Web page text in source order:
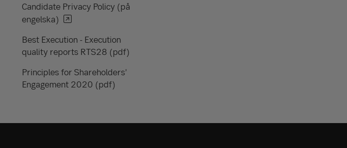
Candidate Privacy Policy (på
engelska)
Best Execution - Execution
quality reports RTS28 (pdf)
Principles for Shareholders’
Engagement 2020 (pdf)